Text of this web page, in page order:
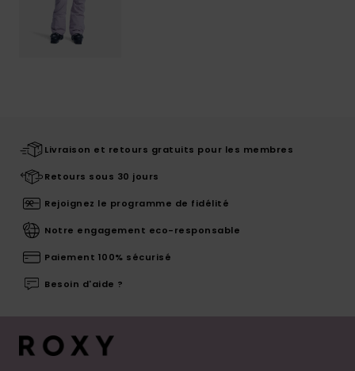
Livraison et retours gratuits pour les membres
Retours sous 30 jours
Rejoignez le programme de fidélité
Notre engagement eco-responsable
Paiement 100% sécurisé
Besoin d'aide ?